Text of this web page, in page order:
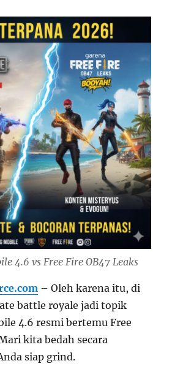
4.6 vs Free Fire OB47 Leaks
– Oleh karena itu, di
battle royale jadi topik
4.6 resmi bertemu Free
kita bedah secara
siap grind.